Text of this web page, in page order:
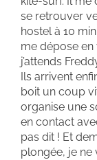
se retrouver
hostel à 10
me dépose
j’attends
Ils arrivent
boit un coup
organise une
en contact
pas dit ! Et
plongée, je ne